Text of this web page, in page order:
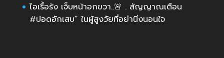
ไอเรื้อรัง เจ็บหน้าอกขวา..🚨 . สัญญาณเตือน
#ปอดอักเสบ” ในผู้สูงวัยที่อย่านิ่งนอนใจ